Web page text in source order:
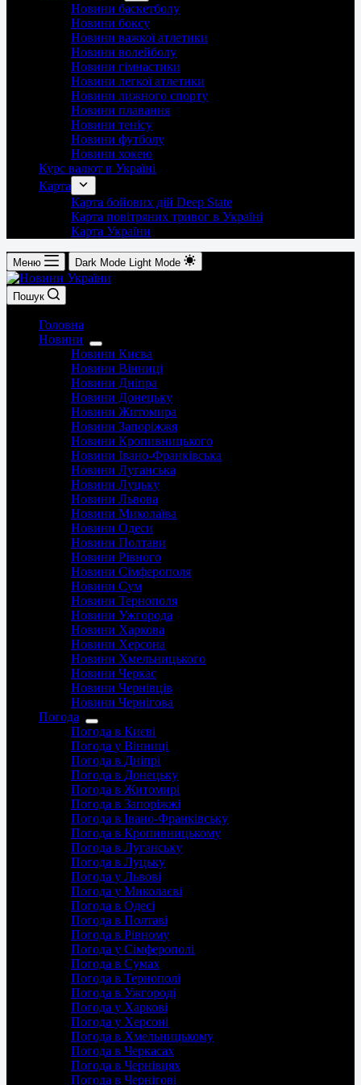
Новини баскетболу
Новини боксу
Новини важкої атлетики
Новини волейболу
Новини гімнастики
Новини легкої атлетики
Новини лижного спорту
Новини плавання
Новини тенісу
Новини футболу
Новини хокею
Курс валют в Україні
Карта
Карта бойових дій Deep State
Карта повітряних тривог в Україні
Карта України
Меню Dark Mode Light Mode
Пошук
Головна
Новини
Новини Києва
Новини Вінниці
Новини Дніпра
Новини Донецьку
Новини Житомира
Новини Запоріжжя
Новини Кропивницького
Новини Івано-Франківська
Новини Луганська
Новини Луцьку
Новини Львова
Новини Миколаїва
Новини Одеси
Новини Полтави
Новини Рівного
Новини Сімферополя
Новини Сум
Новини Тернополя
Новини Ужгорода
Новини Харкова
Новини Херсона
Новини Хмельницького
Новини Черкас
Новини Чернівців
Новини Чернігова
Погода
Погода в Києві
Погода у Вінниці
Погода в Дніпрі
Погода в Донецьку
Погода в Житомирі
Погода в Запоріжжі
Погода в Івано-Франківську
Погода в Кропивницькому
Погода в Луганську
Погода в Луцьку
Погода у Львові
Погода у Миколаєві
Погода в Одесі
Погода в Полтаві
Погода в Рівному
Погода у Сімферополі
Погода в Сумах
Погода в Тернополі
Погода в Ужгороді
Погода у Харкові
Погода у Херсоні
Погода в Хмельницькому
Погода в Черкасах
Погода в Чернівцях
Погода в Чернігові